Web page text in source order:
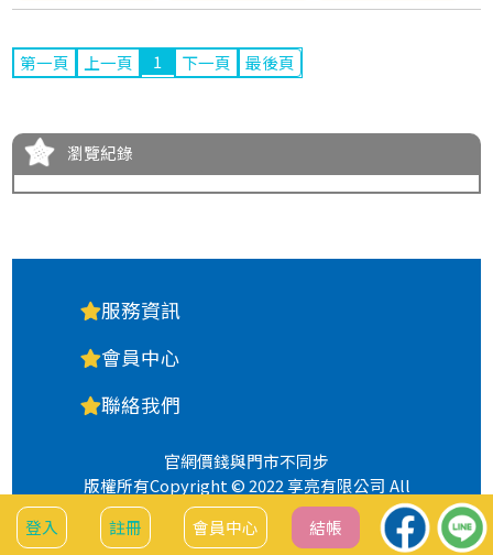
登入 註冊 會員中心 結帳
第一頁 上一頁 1 下一頁 最後頁
瀏覽紀錄
服務資訊
會員中心
聯絡我們
官網價錢與門市不同步
版權所有Copyright © 2022 享亮有限公司 All
Rights Reserved.
隱私權政策